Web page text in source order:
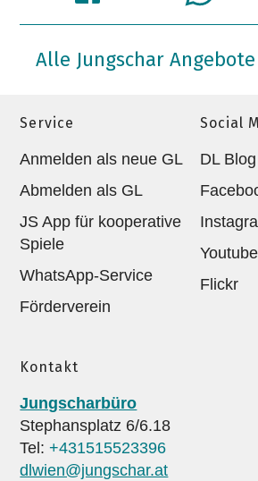
Alle Jungschar Angebote
Service
Anmelden als neue GL
Abmelden als GL
JS App für kooperative
Spiele
WhatsApp-Service
Förderverein
Social
DL Blog
Youtube
Flickr
Kontakt
Jungscharbüro
Stephansplatz 6/6.18
Tel:+431515523396
dlwien@jungschar.at